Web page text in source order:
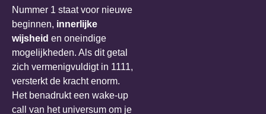
Nummer 1 staat voor nieuwe
beginnen, innerlijke
wijsheid en oneindige
mogelijkheden. Als dit getal
zich vermenigvuldigt in 1111,
versterkt de kracht enorm.
Het benadrukt een wake-up
call van het universum om je